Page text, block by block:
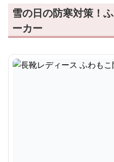
雪の日の防寒対策！
ーカー